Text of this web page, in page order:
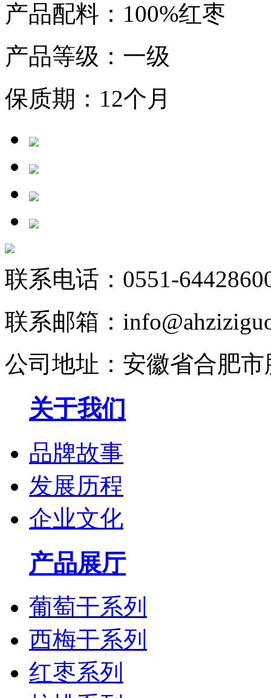
产品配料：100%红枣
产品等级：一级
保质期：12个月
联系电话：0551-
联系邮箱：
公司地址：安徽省合肥
关于我们
品牌故事
发展历程
企业文化
产品展厅
葡萄干系列
西梅干系列
红枣系列